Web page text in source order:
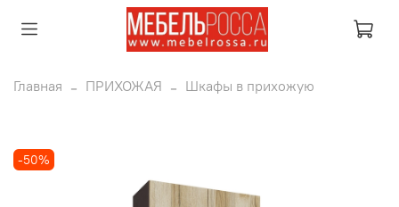
Главная ПРИХОЖАЯ Шкафы в прихожую
-50%